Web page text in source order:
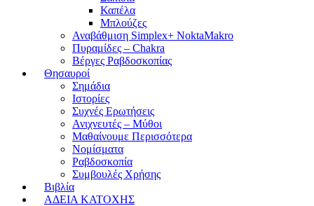
Καπέλα
Μπλούζες
Αναβάθμιση Simplex+ NoktaMakro
Πυραμίδες – Chakra
Βέργες Ραβδοσκοπίας
Θησαυροί
Σημάδια
Ιστορίες
Συχνές Ερωτήσεις
Ανιχνευτές – Μύθοι
Μαθαίνουμε Περισσότερα
Νομίσματα
Ραβδοσκοπία
Συμβουλές Χρήσης
Βιβλία
ΑΔΕΙΑ ΚΑΤΟΧΗΣ